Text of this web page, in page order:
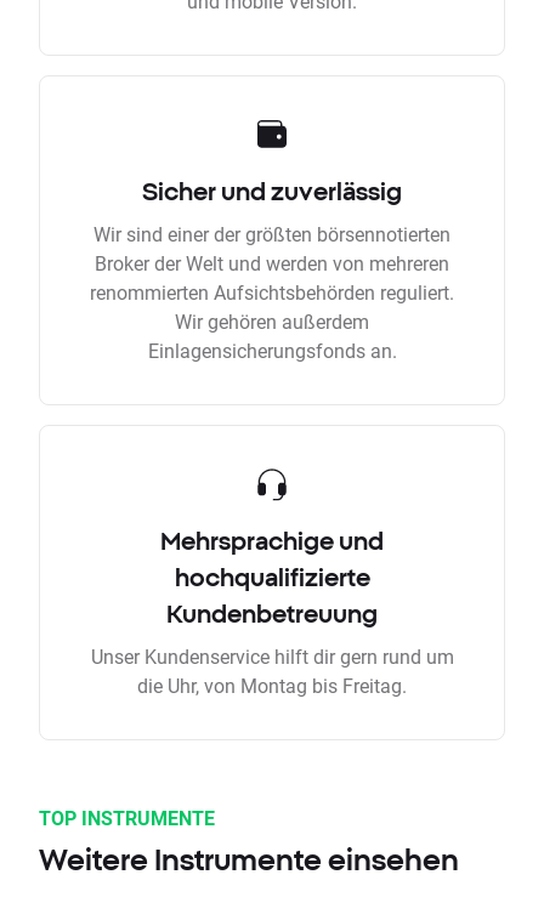
Sicher und zuverlässig
Wir sind einer der größten börsennotierten
Broker der Welt und werden von mehreren
renommierten Aufsichtsbehörden reguliert.
Wir gehören außerdem
Einlagensicherungsfonds an.
Mehrsprachige und
hochqualifizierte
Kundenbetreuung
Unser Kundenservice hilft dir gern rund um
die Uhr, von Montag bis Freitag.
TOP INSTRUMENTE
Weitere Instrumente einsehen